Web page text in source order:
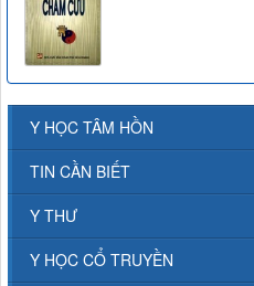
Y HỌC TÂM HỒN
TIN CẦN BIẾT
Y THƯ
Y HỌC CỔ TRUYỀN